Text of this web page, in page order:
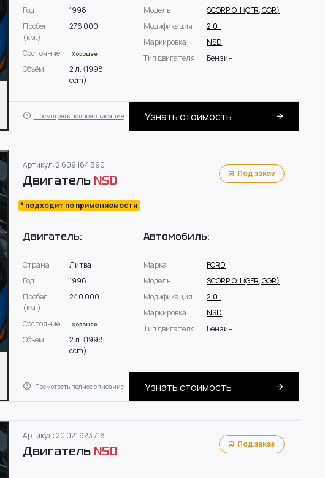
Год
1998
Пробег
(км.)
276 000
Состояние Хорошее
Объём
2 л. (1998
ccm)
Модель
SCORPIO II (GFR, GGR)
Модификация
2.0 i
Маркировка
NSD
Тип двигателя
Бензин
Посмотреть полное описание Узнать стоимость
Артикул: 2 609 184 390
Двигатель NSD
* подходит по применяемости
Под заказ
Двигатель:
Страна
Литва
Год
1996
Пробег
(км.)
240 000
Состояние Хорошее
Объём
2 л. (1998
ccm)
Автомобиль:
Марка
FORD
Модель
SCORPIO II (GFR, GGR)
Модификация
2.0 i
Маркировка
NSD
Тип двигателя
Бензин
Посмотреть полное описание Узнать стоимость
Артикул: 20 021 923 716
Двигатель NSD Под заказ